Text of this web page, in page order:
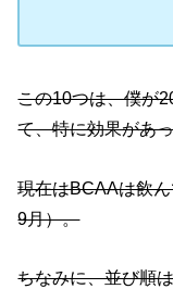
この10つは、僕が
て、特に効果があ
現在はBCAAは飲
9月）。
ちなみに、並び順